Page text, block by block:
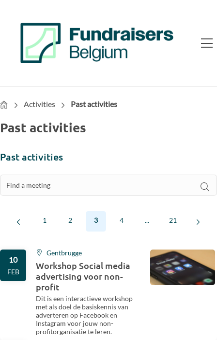
HomeActivities Past activities
Past activities
Past activities
1 2 3 4 ... 21
10
FEB
Gentbrugge
Workshop Social media
advertising voor non-
profit
Dit is een interactieve workshop
met als doel de basiskennis van
adverteren op Facebook en
Instagram voor jouw non-
profitorganisatie te leren.